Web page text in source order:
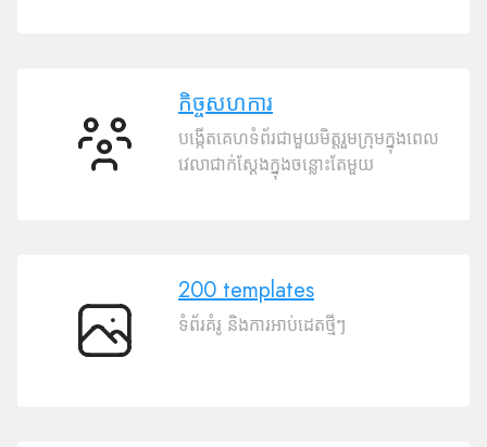
កិច្ច
កិច្ចសហការ
បង្កើតគេហទំព័រជាមួយមិត្តរួមក្រុមក្នុងពេល
វេលាជាក់ស្តែងក្នុងចន្លោះតែមួយ
200
200 templates
ទំព័រគំរូ និងការអាប់ដេតថ្មីៗ